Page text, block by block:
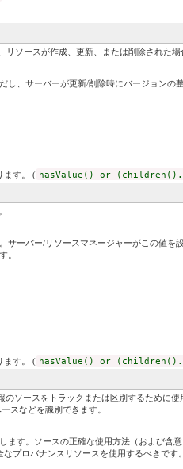
ソースが作成、更新、または削除された場
、サーバーが更新/削除時にバージョンの
ます。 ( hasValue() or
サーバー/リソースマネージャーがこの値
。
ます。 ( hasValue() or
ソースをトラックまたは区別するために
スなどを識別できます。
ます。ソースの正確な使用方法（および含
プロバナンスリソースを使用するべきです。